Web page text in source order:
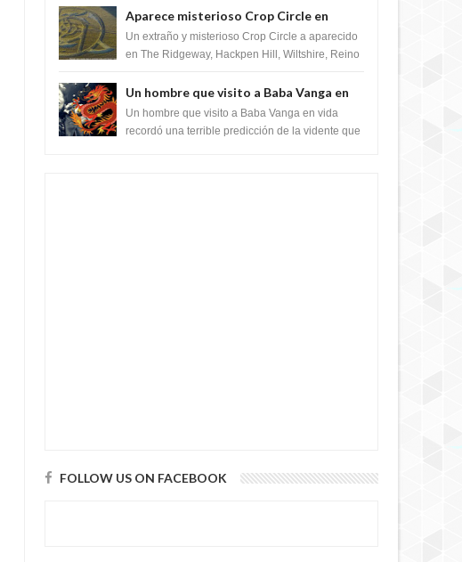
el ...
Aparece misterioso Crop Circle en
Reino Unido 23 de junio 2016
Un extraño y misterioso Crop Circle a aparecido
en The Ridgeway, Hackpen Hill, Wiltshire, Reino
Un hombre que visito a Baba Vanga en
vida recordó la terrible predicción de la
vidente para febrero de 2022.
Un hombre que visito a Baba Vanga en vida
recordó una terrible predicción de la vidente que
FOLLOW US ON FACEBOOK